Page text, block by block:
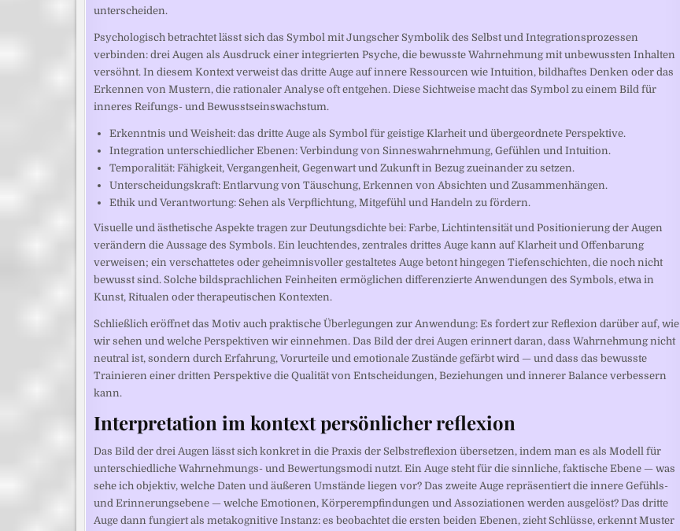
unterscheiden.
Psychologisch betrachtet lässt sich das Symbol mit Jungscher Symbolik des Selbst und Integrationsprozessen
verbinden: drei Augen als Ausdruck einer integrierten Psyche, die bewusste Wahrnehmung mit unbewussten Inhalten
versöhnt. In diesem Kontext verweist das dritte Auge auf innere Ressourcen wie Intuition, bildhaftes Denken oder das
Erkennen von Mustern, die rationaler Analyse oft entgehen. Diese Sichtweise macht das Symbol zu einem Bild für
inneres Reifungs- und Bewusstseinswachstum.
Erkenntnis und Weisheit: das dritte Auge als Symbol für geistige Klarheit und übergeordnete Perspektive.
Integration unterschiedlicher Ebenen: Verbindung von Sinneswahrnehmung, Gefühlen und Intuition.
Temporalität: Fähigkeit, Vergangenheit, Gegenwart und Zukunft in Bezug zueinander zu setzen.
Unterscheidungskraft: Entlarvung von Täuschung, Erkennen von Absichten und Zusammenhängen.
Ethik und Verantwortung: Sehen als Verpflichtung, Mitgefühl und Handeln zu fördern.
Visuelle und ästhetische Aspekte tragen zur Deutungsdichte bei: Farbe, Lichtintensität und Positionierung der Augen
verändern die Aussage des Symbols. Ein leuchtendes, zentrales drittes Auge kann auf Klarheit und Offenbarung
verweisen; ein verschattetes oder geheimnisvoller gestaltetes Auge betont hingegen Tiefenschichten, die noch nicht
bewusst sind. Solche bildsprachlichen Feinheiten ermöglichen differenzierte Anwendungen des Symbols, etwa in
Kunst, Ritualen oder therapeutischen Kontexten.
Schließlich eröffnet das Motiv auch praktische Überlegungen zur Anwendung: Es fordert zur Reflexion darüber auf, wie
wir sehen und welche Perspektiven wir einnehmen. Das Bild der drei Augen erinnert daran, dass Wahrnehmung nicht
neutral ist, sondern durch Erfahrung, Vorurteile und emotionale Zustände gefärbt wird — und dass das bewusste
Trainieren einer dritten Perspektive die Qualität von Entscheidungen, Beziehungen und innerer Balance verbessern
kann.
Interpretation im kontext persönlicher reflexion
Das Bild der drei Augen lässt sich konkret in die Praxis der Selbstreflexion übersetzen, indem man es als Modell für
unterschiedliche Wahrnehmungs- und Bewertungsmodi nutzt. Ein Auge steht für die sinnliche, faktische Ebene — was
sehe ich objektiv, welche Daten und äußeren Umstände liegen vor? Das zweite Auge repräsentiert die innere Gefühls-
und Erinnerungsebene — welche Emotionen, Körperempfindungen und Assoziationen werden ausgelöst? Das dritte
Auge dann fungiert als metakognitive Instanz: es beobachtet die ersten beiden Ebenen, zieht Schlüsse, erkennt Muster